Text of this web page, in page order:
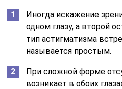
Иногда искажение
одном глазу, а второй
тип астигматизма
называется простым.
При сложной форме
возникает в обоих